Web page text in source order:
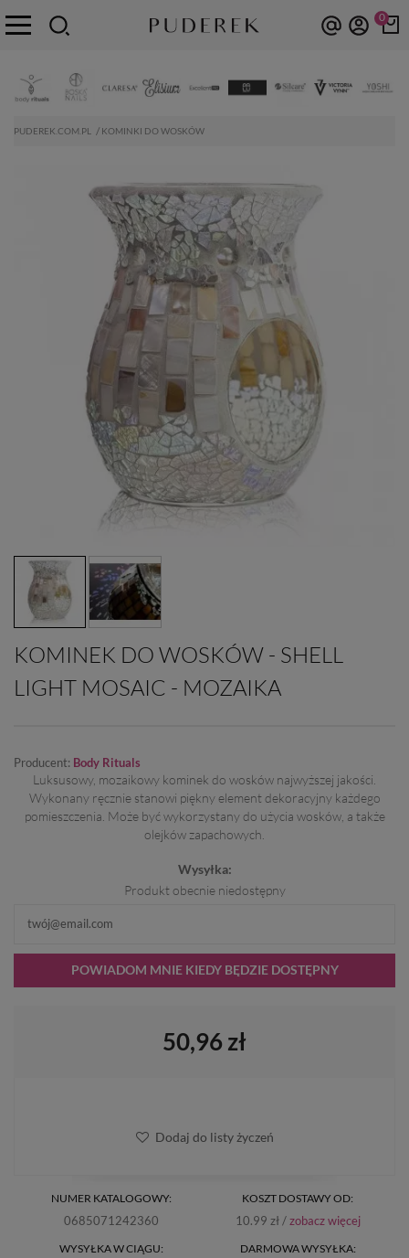
0
PUDEREK.COM.PL KOMINKI DO WOSKÓW
KOMINEK DO WOSKÓW - SHELL
LIGHT MOSAIC - MOZAIKA
Producent: Body Rituals
Luksusowy, mozaikowy kominek do wosków najwyższej jakości.
Wykonany ręcznie stanowi piękny element dekoracyjny każdego
pomieszczenia. Może być wykorzystany do użycia wosków, a także
olejków zapachowych.
Wysyłka:
Produkt obecnie niedostępny
POWIADOM MNIE KIEDY BĘDZIE DOSTĘPNY
NUMER KATALOGOWY:
0685071242360
WYSYŁKA W CIĄGU:
KOSZT DOSTAWY OD:
10.99 zł /zobacz więcej
DARMOWA WYSYŁKA:
50,96 zł
Dodaj do listy życzeń